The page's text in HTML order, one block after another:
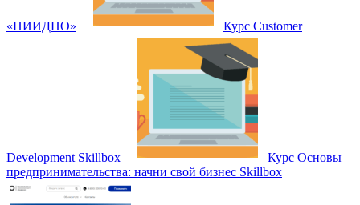
«НИИДПО» Курс Customer
Development Skillbox
Курс Основы
предпринимательства: начни свой бизнес Skillbox